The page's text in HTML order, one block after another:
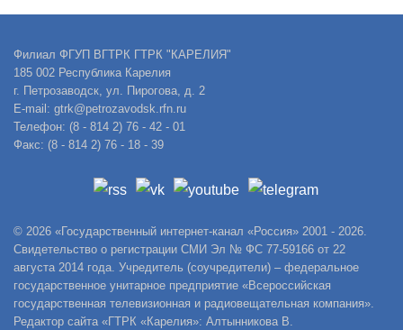
Филиал ФГУП ВГТРК ГТРК "КАРЕЛИЯ"
185 002 Республика Карелия
г. Петрозаводск, ул. Пирогова, д. 2
E-mail: gtrk@petrozavodsk.rfn.ru
Телефон: (8 - 814 2) 76 - 42 - 01
Факс: (8 - 814 2) 76 - 18 - 39
© 2026 «Государственный интернет-канал «Россия» 2001 - 2026.
Свидетельство о регистрации СМИ Эл № ФС 77-59166 от 22
августа 2014 года. Учредитель (соучредители) – федеральное
государственное унитарное предприятие «Всероссийская
государственная телевизионная и радиовещательная компания».
Редактор сайта «ГТРК «Карелия»: Алтынникова В.